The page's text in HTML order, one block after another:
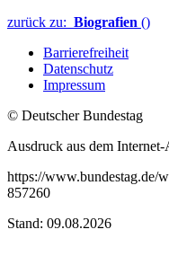
zurück zu: Biografien ()
Barrierefreiheit
Datenschutz
Impressum
© Deutscher Bundestag
Ausdruck aus dem
https://www.bundestag.de/
857260
Stand: 09.08.2026